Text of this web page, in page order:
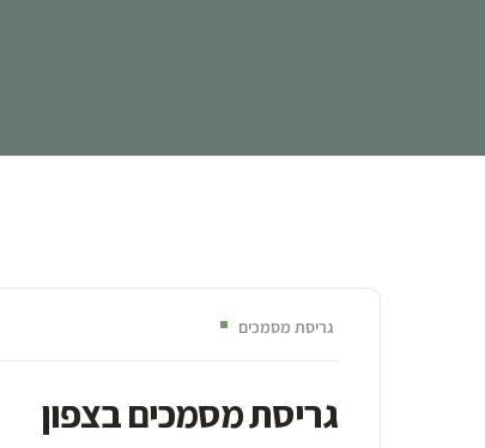
גריסת מסמכים בצפון
גריסת מסמכים